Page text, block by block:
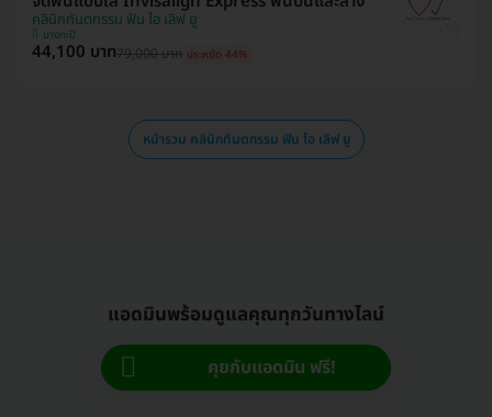
คลินิกทันตกรรม ฟัน ไอ เลิฟ ยู
บางกะปิ
44,100 บาท79,000 บาท ประหยัด 44%
หน้ารวม คลินิกทันตกรรม ฟัน ไอ เลิฟ ยู
แอดมินพร้อมดูแลคุณทุกวันทางไลน์
คุยกับแอดมิน ฟรี!